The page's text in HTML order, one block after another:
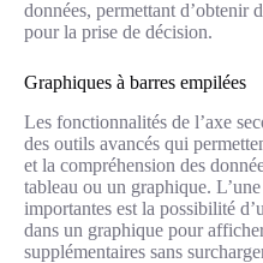
données, permettant d’obtenir
pour la prise de décision.
Graphiques à barres empilées
Les fonctionnalités de l’axe
des outils avancés qui
et la compréhension des
tableau ou un graphique.
importantes est la possibilité
dans un graphique pour
supplémentaires sans